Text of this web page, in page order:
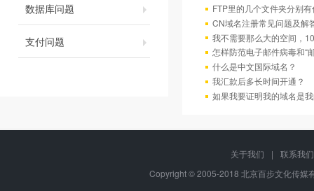
数据库问题
支付问题
FTP里的几个文件夹分别
CN域名注册常见问题及解
我不需要那么大的空间，
怎样防范电子邮件病毒和“
什么是中文国际域名？
我汇款后多长时间开通？
如果我要证明我的域名是
关于我们 |
联系我们
Copyright © 2005-2018 北京百步文化传